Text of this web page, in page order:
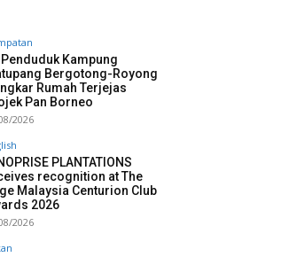
Kampung
Bergotong-Royong
Rumah Terjejas
Pan Borneo
2026
PLANTATIONS
recognition at The
Malaysia Centurion Club
2026
2026